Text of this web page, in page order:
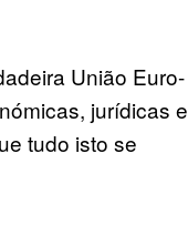
União Euro-
jurídicas e
tudo isto se